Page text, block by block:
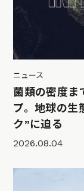
ニュース
菌類の密度ま
プ。地球の生
ク”に迫る
2026.08.04